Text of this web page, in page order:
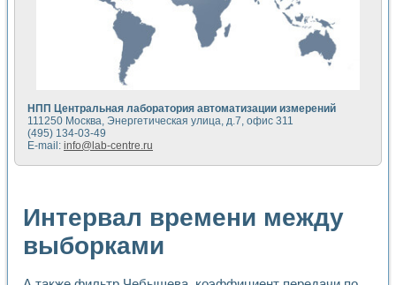
Автоматизированный лабораторный комплекс на базе
Визуализация моделирования и оптимизации тепловой
Виртуальный прибор для исследования функциональных
Исследование возможности создания экономичного
Исследование кинетики движения макрочастиц в
Метод прогнозирования свойств дисперсных продуктов
Недорогая система управления сверхпроводящим
Применение технологий NI в курсе экспериментальной
Расчет переноса аэрозоля и выпадения осадка в
Применение NI VISION для геометрического анализа в
Система температурной стабилизации
Управление движением с помощью программно -
НПП Центральная лаборатория автоматизации измерений
111250 Москва, Энергетическая улица, д.7, офис 311
(495) 134-03-49
E-mail: info@lab-centre.ru
Интервал времени между
выборками